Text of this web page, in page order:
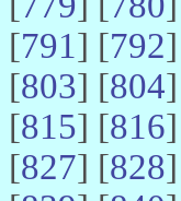
[791] [792
[803] [804
[815] [816
[827] [828